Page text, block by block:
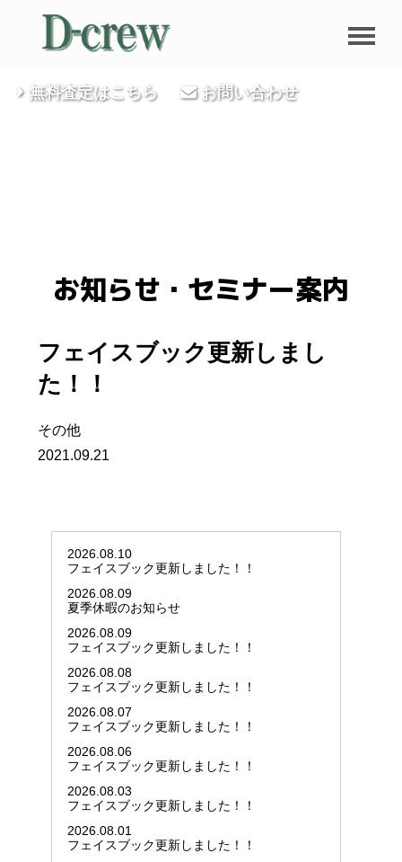
無料査定はこちら お問い合わせ
お知らせ・セミナー案内
フェイスブック更新しまし
た！！
その他
2021.09.21
2026.08.10
フェイスブック更新しました！！
2026.08.09
夏季休暇のお知らせ
2026.08.09
フェイスブック更新しました！！
2026.08.08
フェイスブック更新しました！！
2026.08.07
フェイスブック更新しました！！
2026.08.06
フェイスブック更新しました！！
2026.08.03
フェイスブック更新しました！！
2026.08.01
フェイスブック更新しました！！